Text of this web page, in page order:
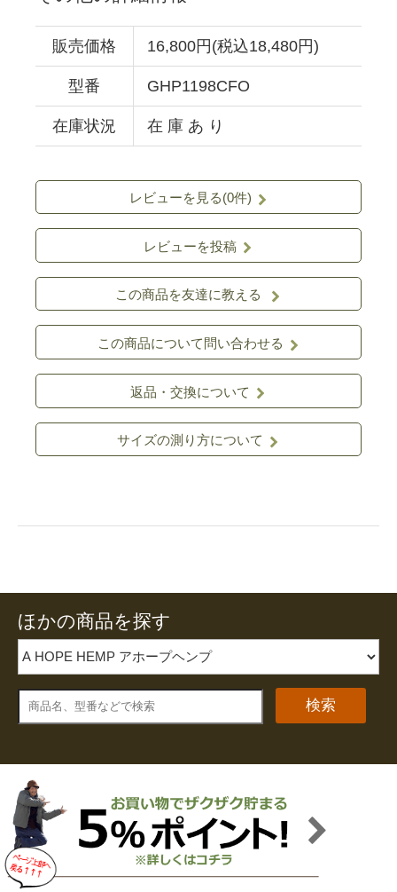
販売価格 16,800円(税込18,480円)
型番 GHP1198CFO
在庫状況 在 庫 あ り
レビューを見る(0件)
レビューを投稿
この商品を友達に教える
この商品について問い合わせる
返品・交換について
サイズの測り方について
ほかの商品を探す
検索